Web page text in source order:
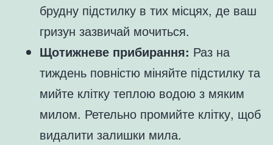
брудну підстилку в тих місцях, де ваш
гризун зазвичай мочиться.
Щотижневе прибирання: Раз на
тиждень повністю міняйте підстилку та
мийте клітку теплою водою з мяким
милом. Ретельно промийте клітку, щоб
видалити залишки мила.